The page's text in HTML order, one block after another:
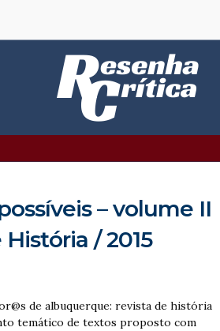
– volume II
/ 2015
de albuquerque: revista de história
temático de textos proposto com